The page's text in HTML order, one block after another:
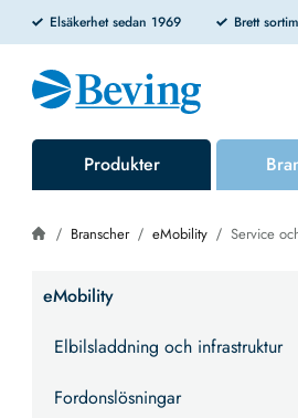
Elsäkerhet sedan 1969 Brett
Produkter
Branscher eMobility Service
eMobility
Elbilsladdning och infrastruktur
Fordonslösningar